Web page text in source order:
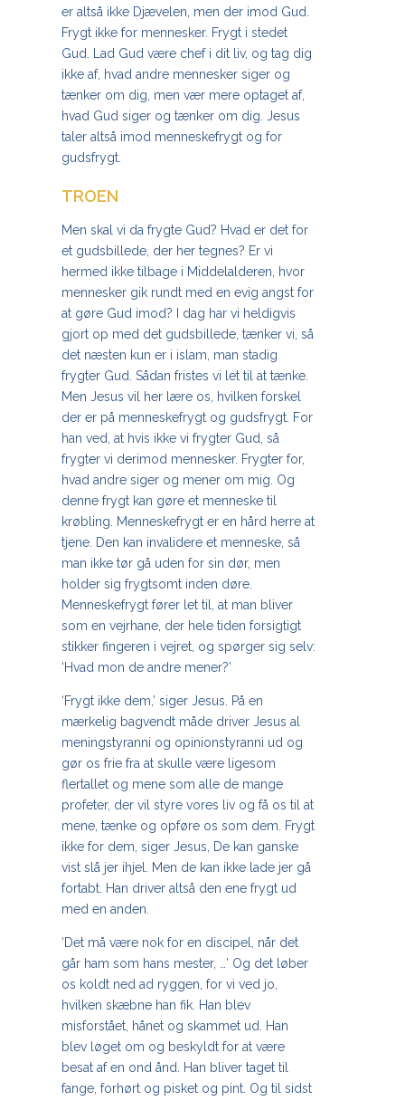
er altså ikke Djævelen, men der imod Gud.
Frygt ikke for mennesker. Frygt i stedet
Gud. Lad Gud være chef i dit liv, og tag dig
ikke af, hvad andre mennesker siger og
tænker om dig, men vær mere optaget af,
hvad Gud siger og tænker om dig. Jesus
taler altså imod menneskefrygt og for
gudsfrygt.
TROEN
Men skal vi da frygte Gud? Hvad er det for
et gudsbillede, der her tegnes? Er vi
hermed ikke tilbage i Middelalderen, hvor
mennesker gik rundt med en evig angst for
at gøre Gud imod? I dag har vi heldigvis
gjort op med det gudsbillede, tænker vi, så
det næsten kun er i islam, man stadig
frygter Gud. Sådan fristes vi let til at tænke.
Men Jesus vil her lære os, hvilken forskel
der er på menneskefrygt og gudsfrygt. For
han ved, at hvis ikke vi frygter Gud, så
frygter vi derimod mennesker. Frygter for,
hvad andre siger og mener om mig. Og
denne frygt kan gøre et menneske til
krøbling. Menneskefrygt er en hård herre at
tjene. Den kan invalidere et menneske, så
man ikke tør gå uden for sin dør, men
holder sig frygtsomt inden døre.
Menneskefrygt fører let til, at man bliver
som en vejrhane, der hele tiden forsigtigt
stikker fingeren i vejret, og spørger sig selv:
‘Hvad mon de andre mener?’
‘Frygt ikke dem,’ siger Jesus. På en
mærkelig bagvendt måde driver Jesus al
meningstyranni og opinionstyranni ud og
gør os frie fra at skulle være ligesom
flertallet og mene som alle de mange
profeter, der vil styre vores liv og få os til at
mene, tænke og opføre os som dem. Frygt
ikke for dem, siger Jesus, De kan ganske
vist slå jer ihjel. Men de kan ikke lade jer gå
fortabt. Han driver altså den ene frygt ud
med en anden.
‘Det må være nok for en discipel, når det
går ham som hans mester, …’ Og det løber
os koldt ned ad ryggen, for vi ved jo,
hvilken skæbne han fik. Han blev
misforstået, hånet og skammet ud. Han
blev løget om og beskyldt for at være
besat af en ond ånd. Han bliver taget til
fange, forhørt og pisket og pint. Og til sidst